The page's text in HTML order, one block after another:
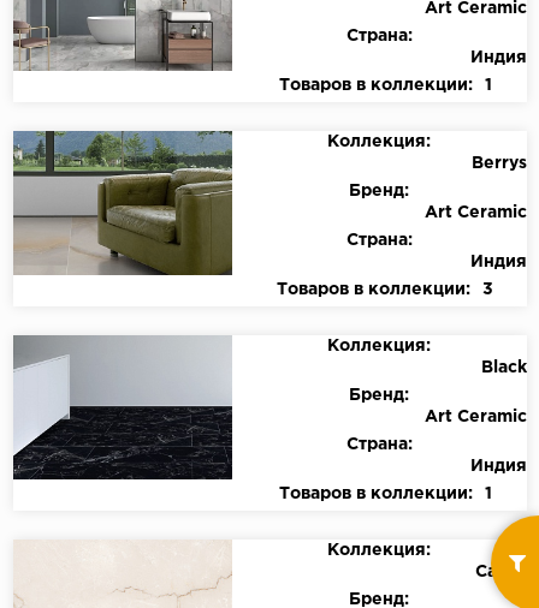
Art Ceramic
Страна:
Индия
Товаров в коллекции:
1
Коллекция:
Berrys
Бренд:
Art Ceramic
Страна:
Индия
Товаров в коллекции:
3
Коллекция:
Black
Бренд:
Art Ceramic
Страна:
Индия
Товаров в коллекции:
1
Коллекция:
Calico
Бренд: